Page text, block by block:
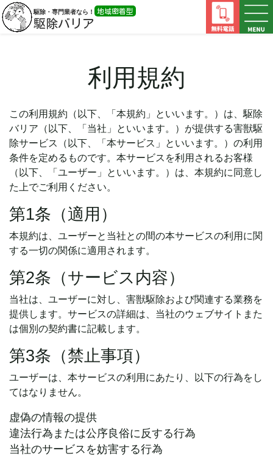
駆除・専門業者なら！ 地域密着型
駆除バリア
利用規約
この利用規約（以下、「本規約」といいます。）は、駆除
バリア（以下、「当社」といいます。）が提供する害獣駆
除サービス（以下、「本サービス」といいます。）の利用
条件を定めるものです。本サービスを利用されるお客様
（以下、「ユーザー」といいます。）は、本規約に同意し
た上でご利用ください。
第1条（適用）
本規約は、ユーザーと当社との間の本サービスの利用に関
する一切の関係に適用されます。
第2条（サービス内容）
当社は、ユーザーに対し、害獣駆除および関連する業務を
提供します。サービスの詳細は、当社のウェブサイトまた
は個別の契約書に記載します。
第3条（禁止事項）
ユーザーは、本サービスの利用にあたり、以下の行為をし
てはなりません。
虚偽の情報の提供
違法行為または公序良俗に反する行為
当社のサービスを妨害する行為